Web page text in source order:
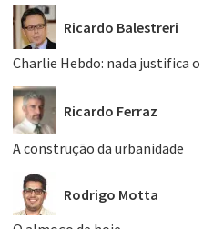
Ricardo Balestreri
Charlie Hebdo: nada justifica
Ricardo Ferraz
A construção da urbanidade
Rodrigo Motta